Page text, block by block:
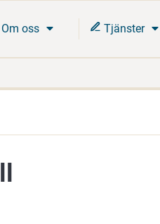
Om oss Tjänster